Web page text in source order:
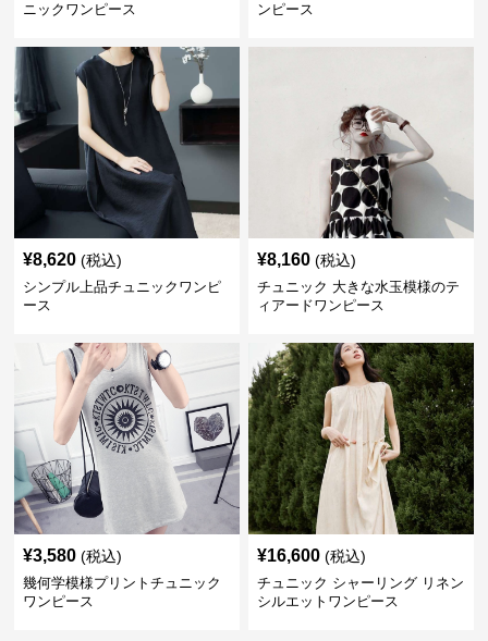
ニックワンピース
ンピース
¥8,620 (税込)
シンプル上品チュニックワンピ
ース
¥8,160 (税込)
チュニック 大きな水玉模様のテ
ィアードワンピース
¥3,580 (税込)
幾何学模様プリントチュニック
ワンピース
¥16,600 (税込)
チュニック シャーリング リネン
シルエットワンピース